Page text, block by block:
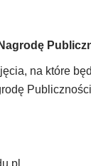
Nagrodę
na które